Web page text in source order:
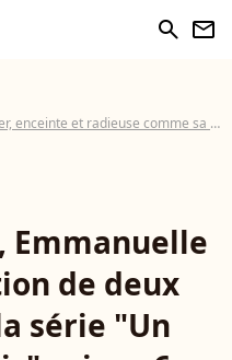
search newsletter
et radieuse comme sa partenaire Audrey Fleurot !
Emmanuelle
de deux
série "Un